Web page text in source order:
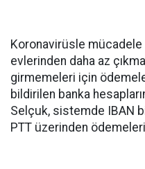
Koronavirüsle mücadele
evlerinden daha az
girmemeleri için
bildirilen banka
Selçuk, sistemde IBAN
PTT üzerinden